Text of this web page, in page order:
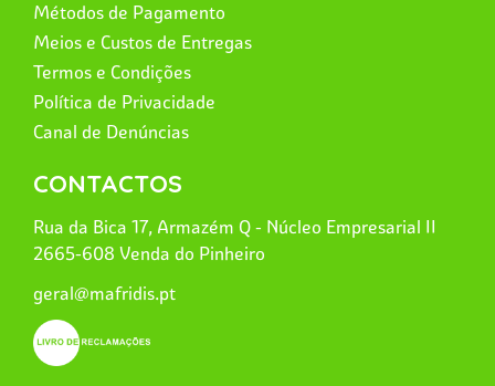
Métodos de Pagamento
Meios e Custos de Entregas
Termos e Condições
Política de Privacidade
Canal de Denúncias
CONTACTOS
Rua da Bica 17, Armazém Q - Núcleo Empresarial II
2665-608 Venda do Pinheiro
geral@mafridis.pt